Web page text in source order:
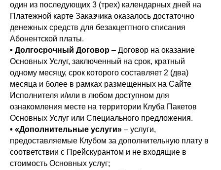
один из последующих 3 (трех) календарных дней на
Платежной карте Заказчика оказалось достаточно
денежных средств для безакцептного списания
Абонентской платы.
• Долгосрочный Договор – Договор на оказание
Основных Услуг, заключенный на срок, кратный
одному месяцу, срок которого составляет 2 (два)
месяца и более в рамках размещенных на Сайте
Исполнителя и/или в любом доступном для
ознакомления месте на территории Клуба Пакетов
Основных Услуг или Специального предложения.
• «Дополнительные услуги» – услуги,
предоставляемые Клубом за дополнительную плату в
соответствии с Прейскурантом и не входящие в
стоимость Основных услуг;